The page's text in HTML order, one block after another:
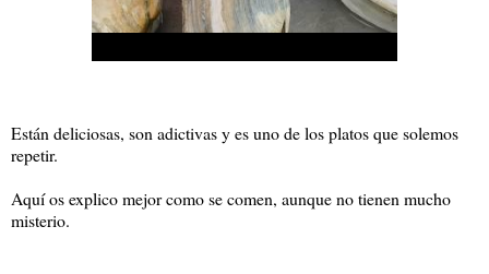
Están deliciosas, son adictivas y es uno de los platos que solemos
repetir.
Aquí os explico mejor como se comen, aunque no tienen mucho
misterio.